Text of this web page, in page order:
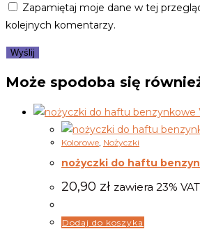
Zapamiętaj moje dane w tej
kolejnych komentarzy.
Może spodoba się
Kolorowe Nożyczki
nożyczki do haftu
20,90 zł zawiera 23% VAT
Dodaj do koszyka